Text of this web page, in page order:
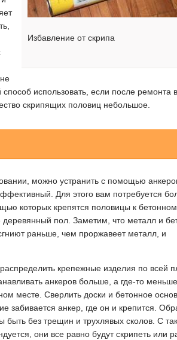
Избавление от скрипа
использовать, если после ремонта
скрипящих половиц небольшое.
можно устранить с помощью
Для этого вам потребуется
которых крепятся половицы к
пол. Заметим, что металл и
раньше, чем проржавеет металл, и
крепежные изделия по всей
анкеров больше, а где-то
месте. Сверлить доски и бетонное
забивается анкер, где он и крепится.
быть без трещин и трухлявых сколов. С
они все равно будут скрипеть или